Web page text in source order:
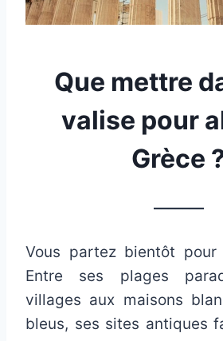
Que mettre
valise pour
Grèce
Vous partez bientôt
Entre ses plages
villages aux maisons
bleus, ses sites antiques